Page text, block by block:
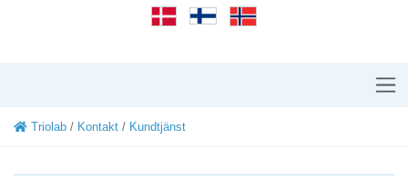
Triolab / Kontakt / Kundtjänst